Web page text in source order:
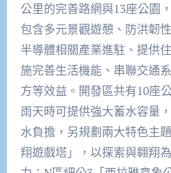
公里的完善路網與13座公園
包含多元景觀遊憩、防洪韌
半導體相關產業進駐、提供
施完善生活機能、串聯交通
方等效益。開發區共有10座
雨天時可提供強大蓄水容量
水負擔，另規劃兩大特色主
翔遊戲塔」，以探索與翱翔